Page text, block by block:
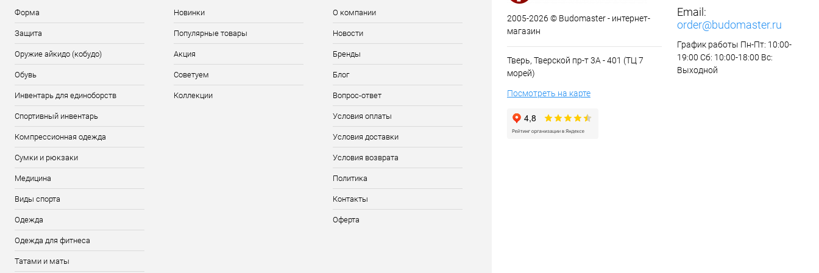
XS
Размер :
XS
Форма
Защита
Оружие айкидо (кобудо)
Обувь
Инвентарь для единоборств
Спортивный инвентарь
Компрессионная одежда
Сумки и рюкзаки
Медицина
Виды спорта
Одежда
Одежда для фитнеса
Татами и маты
Новинки
Популярные товары
Акция
Советуем
Коллекции
О компании
Новости
Бренды
Блог
Вопрос-ответ
Условия оплаты
Условия доставки
Условия возврата
Политика
Контакты
Оферта
2005-2026 © Budomaster - интернет-
магазин
Тверь, Тверской пр-т 3А - 401 (ТЦ 7
морей)
Посмотреть на карте
Email:
order@budomaster.ru
График работы Пн-Пт: 10:00-
19:00 Сб: 10:00-18:00 Вс:
Выходной